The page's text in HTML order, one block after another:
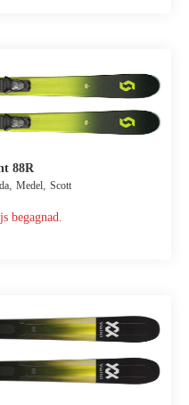
88R
Medel Scott
begagnad.